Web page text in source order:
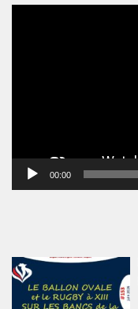
00:00